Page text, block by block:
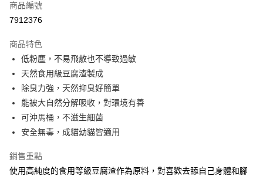
LINE Pay
運送方式
每筆NT$100，滿NT$888(含以上)免運費
商品編號
7912376
商品特色
低粉塵，不易飛散也不導致過敏
天然食用級豆腐渣製成
除臭力強，天然抑臭好簡單
能被大自然分解吸收，對環境有善
可沖馬桶，不滋生細菌
安全無毒，成貓幼貓皆適用
銷售重點
使用高純度的食用等級豆腐渣作為原料，對喜歡去舔自己身體和腳